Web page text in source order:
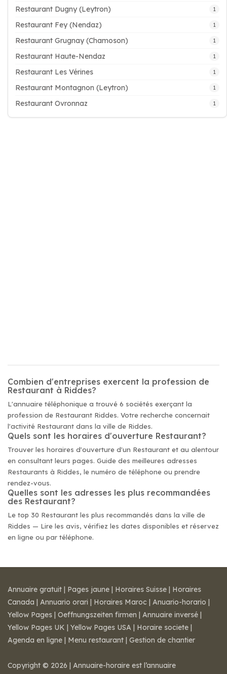
Restaurant Dugny (Leytron) 1
Restaurant Fey (Nendaz) 1
Restaurant Grugnay (Chamoson) 1
Restaurant Haute-Nendaz 1
Restaurant Les Vérines 1
Restaurant Montagnon (Leytron) 1
Restaurant Ovronnaz 1
Combien d'entreprises exercent la profession de
Restaurant à Riddes?
L'annuaire téléphonique a trouvé 6 sociétés exerçant la
profession de Restaurant Riddes. Votre recherche concernait
l'activité Restaurant dans la ville de Riddes.
Quels sont les horaires d'ouverture Restaurant?
Trouver les horaires d'ouverture d'un Restaurant et au alentour
en consultant leurs pages. Guide des meilleures adresses
Restaurants à Riddes, le numéro de téléphone ou prendre
rendez-vous.
Quelles sont les adresses les plus recommandées
des Restaurant?
Le top 30 Restaurant les plus recommandés dans la ville de
Riddes — Lire les avis, vérifiez les dates disponibles et réservez
en ligne ou par téléphone.
Annuaire gratuit | Pages jaune | Horaires Suisse | Horaires
Canada | Annuario orari | Horaires Maroc | Anuario-horario |
Yellow Pages | Oeffnungszeiten firmen | Annuaire inversé |
Yellow Pages UK | Yellow Pages USA | Horaire societe |
Agenda en ligne | Menu restaurant | Gestion de chantier
Copyright © 2026 | Annuaire-horaire est l’annuaire